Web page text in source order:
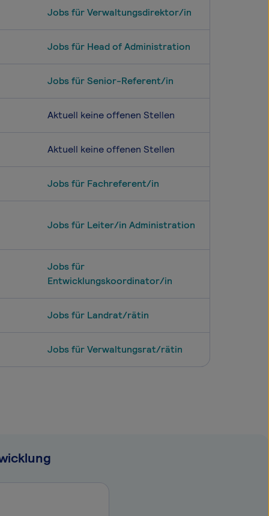
Jobs für Verwaltungsdirektor/in
Jobs für Head of Administration
Jobs für Senior-Referent/in
Aktuell keine offenen Stellen
Aktuell keine offenen Stellen
Jobs für Fachreferent/in
Jobs für Leiter/in Administration
Jobs für
Entwicklungskoordinator/in
Jobs für Landrat/rätin
Jobs für Verwaltungsrat/rätin